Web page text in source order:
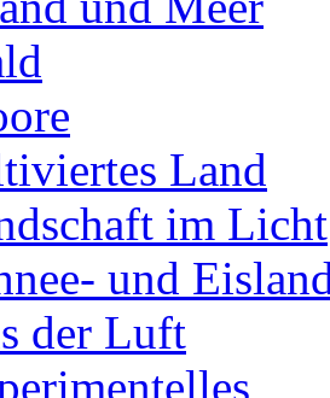
Land
im Licht
und
der Luft